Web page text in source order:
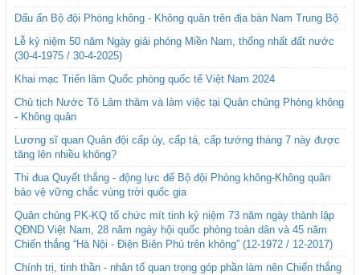
Dấu ấn Bộ đội Phòng không - Không quân trên địa bàn Nam Trung Bộ
Lễ kỷ niệm 50 năm Ngày giải phóng Miền Nam, thống nhất đất nước
(30-4-1975 / 30-4-2025)
Khai mạc Triển lãm Quốc phòng quốc tế Việt Nam 2024
Chủ tịch Nước Tô Lâm thăm và làm việc tại Quân chủng Phòng không
- Không quân
Lương sĩ quan Quân đội cấp úy, cấp tá, cấp tướng tháng 7 này được
tăng lên nhiều không?
Thi đua Quyết thắng - động lực để Bộ đội Phòng không-Không quân
bảo vệ vững chắc vùng trời quốc gia
Quân chủng PK-KQ tổ chức mít tinh kỷ niệm 73 năm ngày thành lập
QĐND Việt Nam, 28 năm ngày hội quốc phòng toàn dân và 45 năm
Chiến thắng “Hà Nội - Điện Biên Phủ trên không” (12-1972 / 12-2017)
Chính trị, tinh thần - nhân tố quan trọng góp phần làm nên Chiến thắng